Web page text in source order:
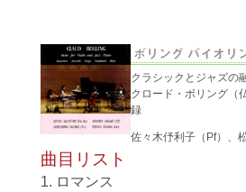
クラシックとジャズの
クロード・ボリング
録
佐々木伃利子（Pf）、
曲目リスト
1. ロマンス